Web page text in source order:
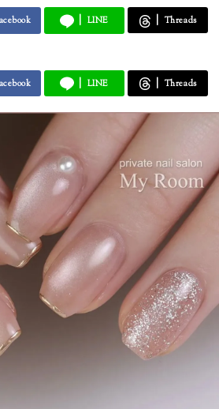
LINE Threads
LINE Threads